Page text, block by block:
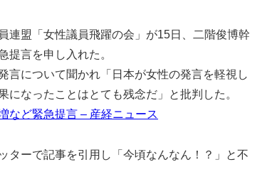
盟「女性議員飛躍の会」が15日、二階俊博幹
提言を申し入れた。
について聞かれ「日本が女性の発言を軽視し
なったことはとても残念だ」と批判した。
ど緊急提言 – 産経ニュース
ーで記事を引用し「今頃なんなん！？」と不